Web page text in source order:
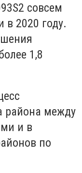
совсем
в 2020 году.
1,8
района между
и в
по